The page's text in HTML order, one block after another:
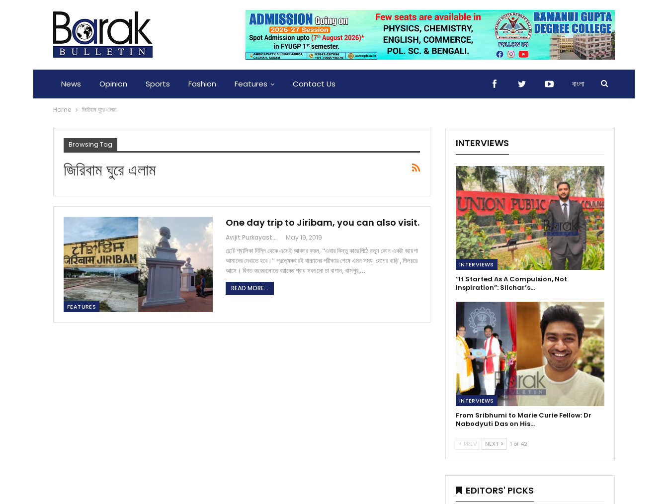
News Opinion Sports Fashion Features Contact Us বাংলা
Home জিরিবাম ঘুরে এলাম
Browsing Tag
জিরিবাম ঘুরে এলাম
FEATURES
One day trip to Jiribam, you can also visit.
Avijit Purkayastha May 19, 2019
ছোট শ্যালিকা দিল্লি থেকে এসেই আবদার করল, "এবার কিন্তু কাছেপিঠে নতুন কোন একটা জায়গা
আমাদের দেখাতে হবে।" প্রত্যেকবারই বাচ্চাদের পরীক্ষার শেষে এমন সময় 'দেশের বাড়ি', শিলচরে
আসে। বিগত বছরগুলোতে বরাকের প্রায় সবগুলো চা বাগান, খাসপুর,…
READ MORE...
INTERVIEWS
INTERVIEWS
“It Started As A Compulsion, Not
Inspiration”: Silchar’s…
INTERVIEWS
From Sribhumi to Marie Curie Fellow: Dr
Nabodyuti Das on His…
PREV NEXT 1 of 42
EDITORS' PICKS